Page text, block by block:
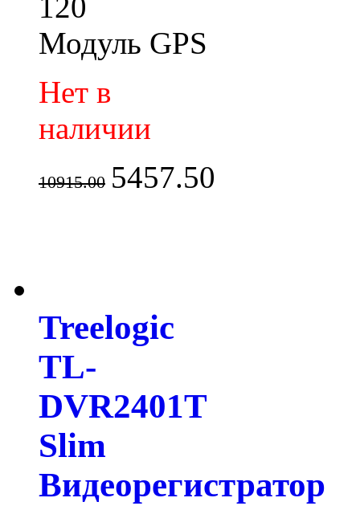
120
Модуль GPS
Нет в
наличии
10915.00 5457.50
Treelogic
TL-
DVR2401T
Slim
Видеорегистратор